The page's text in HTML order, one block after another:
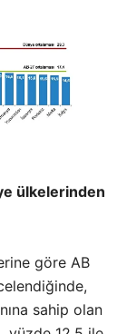
ülkelerinden
göre AB
sahip olan